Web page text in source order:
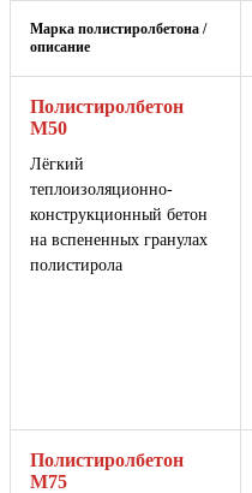
Марка полистиролбетона /
описание
Полистиролбетон
М50
Лёгкий
теплоизоляционно-
конструкционный бетон
на вспененных гранулах
полистирола
Полистиролбетон
М75